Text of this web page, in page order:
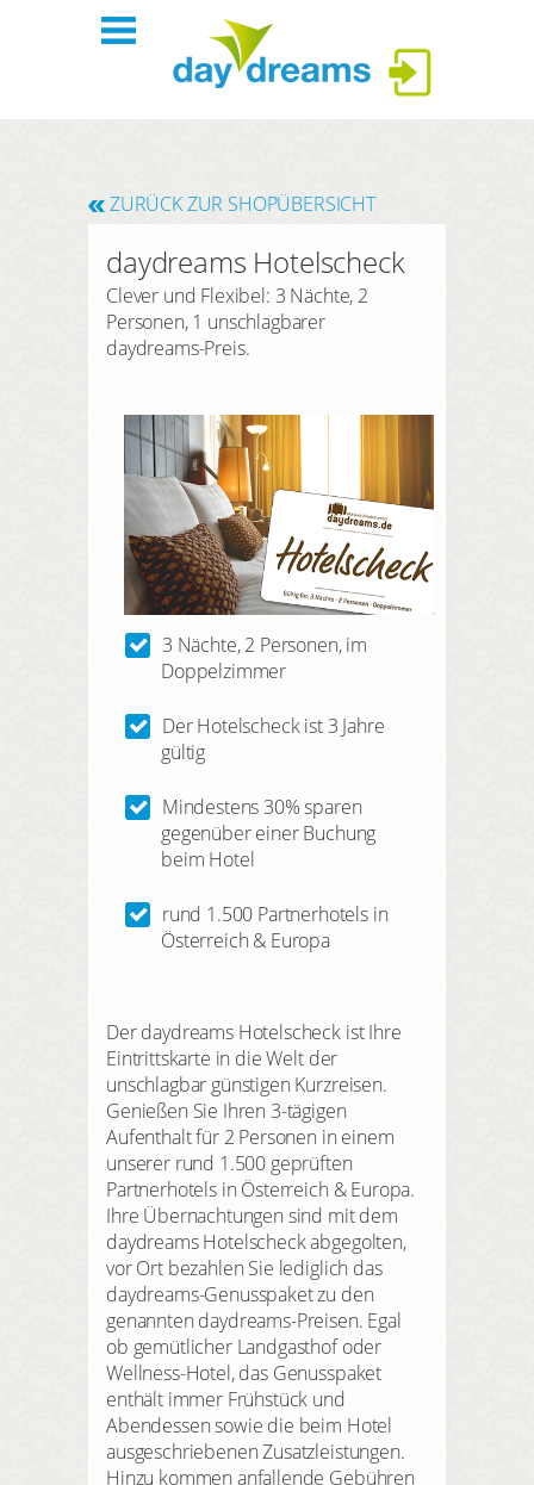
Einloggen
ANMELDEN
Passwort vergessen?
HIER REGISTRIEREN
Regionen
Themen
PLUS Hotels
ANMELDEN
ZURÜCK ZUR SHOPÜBERSICHT
daydreams Hotelscheck
Clever und Flexibel: 3 Nächte, 2
Personen, 1 unschlagbarer
daydreams-Preis.
3 Nächte, 2 Personen, im
Doppelzimmer
Der Hotelscheck ist 3 Jahre
gültig
Mindestens 30% sparen
gegenüber einer Buchung
beim Hotel
rund 1.500 Partnerhotels in
Österreich & Europa
Der daydreams Hotelscheck ist Ihre
Eintrittskarte in die Welt der
unschlagbar günstigen Kurzreisen.
Genießen Sie Ihren 3-tägigen
Aufenthalt für 2 Personen in einem
unserer rund 1.500 geprüften
Partnerhotels in Österreich & Europa.
Ihre Übernachtungen sind mit dem
daydreams Hotelscheck abgegolten,
vor Ort bezahlen Sie lediglich das
daydreams-Genusspaket zu den
genannten daydreams-Preisen. Egal
ob gemütlicher Landgasthof oder
Wellness-Hotel, das Genusspaket
enthält immer Frühstück und
Abendessen sowie die beim Hotel
ausgeschriebenen Zusatzleistungen.
Hinzu kommen anfallende Gebühren